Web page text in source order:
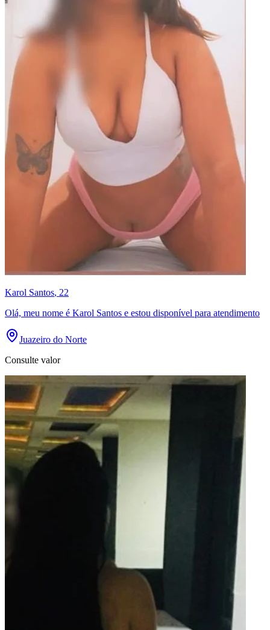
Karol Santos, 22
Olá, meu nome é Karol Santos e estou disponível para atendimento
Juazeiro do Norte
Consulte valor